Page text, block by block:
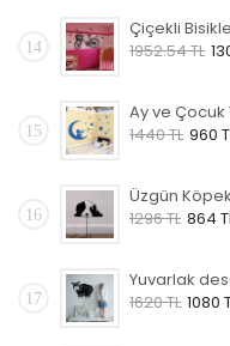
14
1952.54 TL
15
1440 TL 960
16
1296 TL 864
17
1620 TL 1080